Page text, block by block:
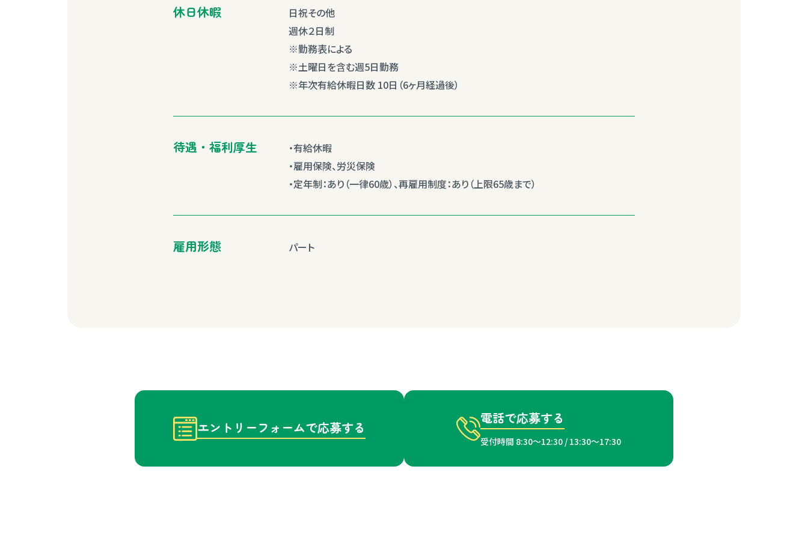
休日休暇
日祝その他
週休２日制
※勤務表による
※土曜日を含む週5日勤務
※年次有給休暇日数 10日（6ヶ月経過後）
待遇・福利厚生
・有給休暇
・雇用保険、労災保険
・定年制：あり（一律60歳）、再雇用制度：あり（上限65歳まで）
雇用形態 パート
エントリーフォームで応募する
電話で応募する
受付時間 8:30～12:30 / 13:30～17:30